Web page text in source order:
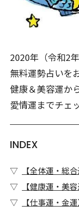
2020年（令和2
無料運勢占いを
健康＆美容運か
愛情運までチェ
INDEX
【全体運・総
【健康運・美
【仕事運・金